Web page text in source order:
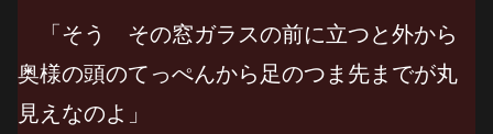
「そう その窓ガラスの前に立つと外から
奥様の頭のてっぺんから足のつま先までが丸
見えなのよ」